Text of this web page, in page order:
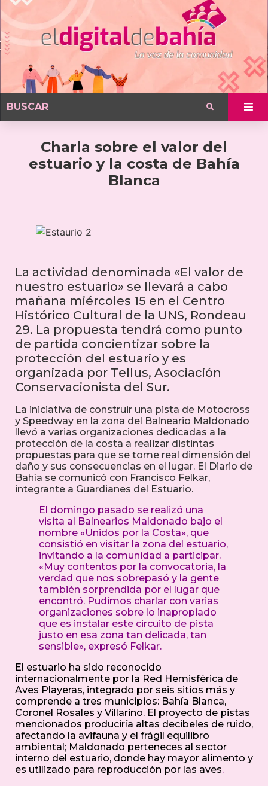
Charla sobre el valor del
estuario y la costa de Bahía
Blanca
La actividad denominada «El valor de
nuestro estuario» se llevará a cabo
mañana miércoles 15 en el Centro
Histórico Cultural de la UNS, Rondeau
29. La propuesta tendrá como punto
de partida concientizar sobre la
protección del estuario y es
organizada por Tellus, Asociación
Conservacionista del Sur.
La iniciativa de construir una pista de Motocross
y Speedway en la zona del Balneario Maldonado
llevó a varias organizaciones dedicadas a la
protección de la costa a realizar distintas
propuestas para que se tome real dimensión del
daño y sus consecuencias en el lugar. El Diario de
Bahía se comunicó con Francisco Felkar,
integrante a Guardianes del Estuario.
El domingo pasado se realizó una
visita al Balnearios Maldonado bajo el
nombre «Unidos por la Costa», que
consistió en visitar la zona del estuario,
invitando a la comunidad a participar.
«Muy contentos por la convocatoria, la
verdad que nos sobrepasó y la gente
también sorprendida por el lugar que
encontró. Pudimos charlar con varias
organizaciones sobre lo inapropiado
que es instalar este circuito de pista
justo en esa zona tan delicada, tan
sensible», expresó Felkar.
El estuario ha sido reconocido
internacionalmente por la Red Hemisférica de
Aves Playeras, integrado por seis sitios más y
comprende a tres municipios: Bahía Blanca,
Coronel Rosales y Villarino. El proyecto de pistas
mencionados produciría altas decibeles de ruido,
afectando la avifauna y el frágil equilibro
ambiental; Maldonado perteneces al sector
interno del estuario, donde hay mayor alimento y
es utilizado para reproducción por las aves.